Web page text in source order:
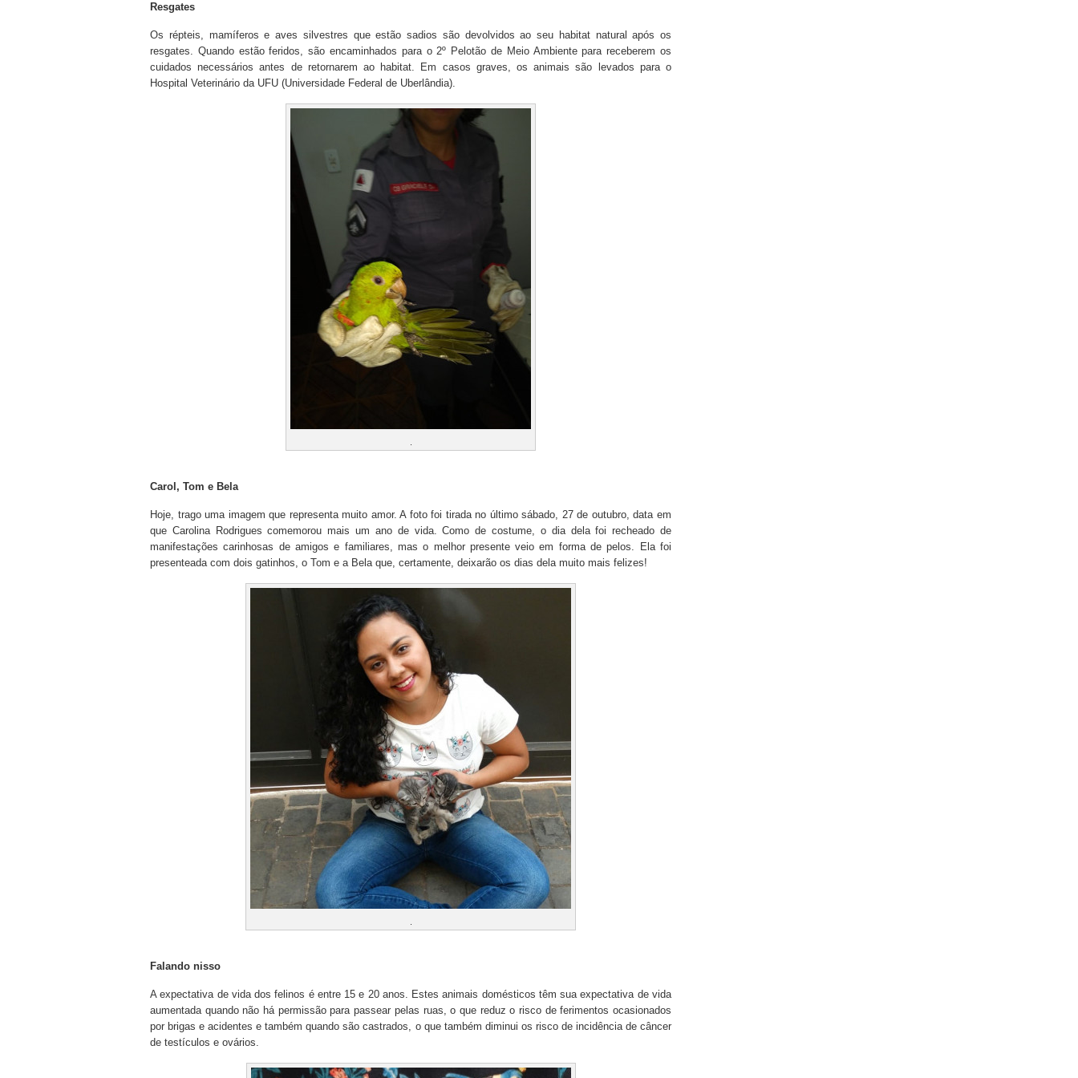
Resgates
Os répteis, mamíferos e aves silvestres que estão sadios são devolvidos ao seu habitat natural após os
resgates. Quando estão feridos, são encaminhados para o 2º Pelotão de Meio Ambiente para receberem os
cuidados necessários antes de retornarem ao habitat. Em casos graves, os animais são levados para o
Hospital Veterinário da UFU (Universidade Federal de Uberlândia).
Carol, Tom e Bela
Hoje, trago uma imagem que representa muito amor. A foto foi tirada no último sábado, 27 de outubro, data em
que Carolina Rodrigues comemorou mais um ano de vida. Como de costume, o dia dela foi recheado de
manifestações carinhosas de amigos e familiares, mas o melhor presente veio em forma de pelos. Ela foi
presenteada com dois gatinhos, o Tom e a Bela que, certamente, deixarão os dias dela muito mais felizes!
Falando nisso
A expectativa de vida dos felinos é entre 15 e 20 anos. Estes animais domésticos têm sua expectativa de vida
aumentada quando não há permissão para passear pelas ruas, o que reduz o risco de ferimentos ocasionados
por brigas e acidentes e também quando são castrados, o que também diminui os risco de incidência de câncer
de testículos e ovários.